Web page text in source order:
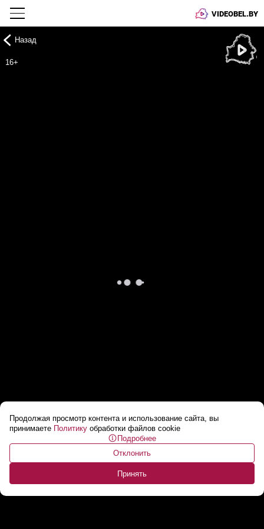
VIDEOBEL.BY
Продолжая просмотр контента и использование сайта, вы
принимаете Политику обработки файлов cookie
Подробнее
Отклонить
Принять
Назад
16+
Лукашенко: Через год под забор поставят! //
Кому НЕЛЬЗЯ давать технику?...